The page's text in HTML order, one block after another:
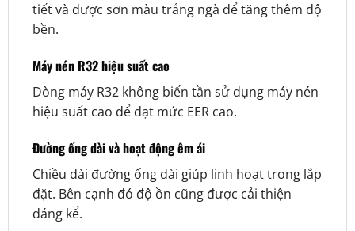
tiết và được sơn màu trắng ngà để tăng thêm độ
bền.
Máy nén R32 hiệu suất cao
Dòng máy R32 không biến tần sử dụng máy nén
hiệu suất cao để đạt mức EER cao.
Đường ống dài và hoạt động êm ái
Chiều dài đường ống dài giúp linh hoạt trong lắp
đặt. Bên cạnh đó độ ồn cũng được cải thiện
đáng kể.